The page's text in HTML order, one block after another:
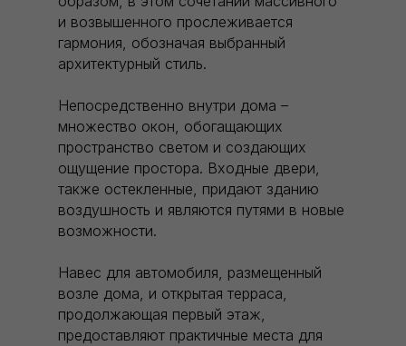
и возвышенного прослеживается
гармония, обозначая выбранный
архитектурный стиль.
Непосредственно внутри дома –
множество окон, обогащающих
пространство светом и создающих
ощущение простора. Входные двери,
также остекленные, придают зданию
воздушность и являются путями в новые
возможности.
Навес для автомобиля, размещенный
возле дома, и открытая терраса,
продолжающая первый этаж,
предоставляют практичные места для